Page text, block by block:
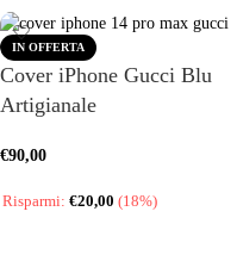
IN OFFERTA
Cover iPhone Gucci Blu
Artigianale
€90,00
Risparmi: €20,00 (18%)